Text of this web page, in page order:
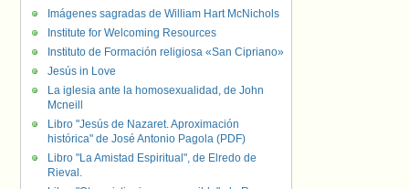
Imágenes sagradas de William Hart McNichols
Institute for Welcoming Resources
Instituto de Formación religiosa «San Cipriano»
Jesús in Love
La iglesia ante la homosexualidad, de John
Mcneill
Libro "Jesús de Nazaret. Aproximación
histórica" de José Antonio Pagola (PDF)
Libro "La Amistad Espiritual", de Elredo de
Rieval.